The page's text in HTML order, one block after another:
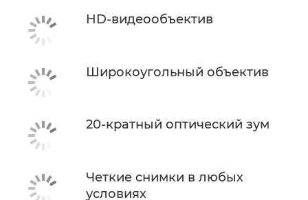
HD-видеообъектив
Широкоугольный объектив
20-кратный оптический зум
Четкие снимки в любых
условиях